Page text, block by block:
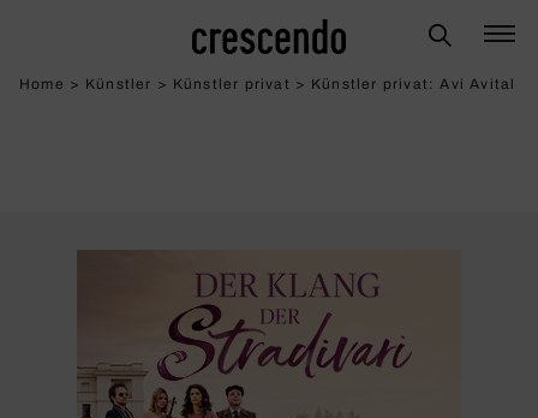
Home > Künstler > Künstler privat > Künstler privat: Avi Avital